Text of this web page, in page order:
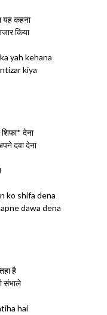
यह कहना
किया
yah kehana
kiya
देना
दवा देना
ko shifa dena
dawa dena
है
संभाले
hai